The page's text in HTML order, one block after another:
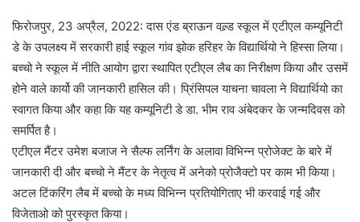
फिरोजपुर, 23 अप्रैल, 2022: दास एंड ब्राऊन वल्र्ड स्कूल में एटीएल कम्यूनिटी
डे के उपलक्ष्य में सरकारी हाई स्कूल गांव झोक हरिहर के विद्यार्थियो ने हिस्सा लिया।
बच्चो ने स्कूल में नीति आयोग द्वारा स्थापित एटीएल लैब का निरीक्षण किया और उसमें
होने वाले कार्यो की जानकारी हासिल की। प्रिंसिपल याचना चावला ने विद्यार्थियो का
स्वागत किया और कहा कि यह कम्यूनिटी डे डा. भीम राव अंबेदकर के जन्मदिवस को
समर्पित है।
एटीएल मैंटर उमेश बजाज ने सैल्फ लर्निंग के अलावा विभिन्न प्रोजेक्ट के बारे में
जानकारी दी और बच्चो ने मैंटर के नेतृत्व में अनेको प्रोजैक्टो पर काम भी किया।
अटल टिंकरिंग लैब में बच्चो के मध्य विभिन्न प्रतियोगिताए भी करवाई गई और
विजेताओ को पुरस्कृत किया।